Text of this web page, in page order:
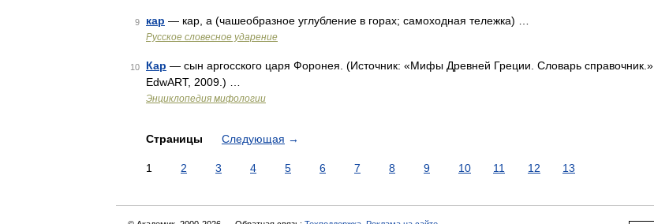
9 кар — кар, а (чашеобразное углубление в горах; самоходная тележка) …
Русское словесное ударение
10 Кар — сын аргосского царя Форонея. (Источник: «Мифы Древней Греции. Словарь справочник.»
EdwART, 2009.) …
Энциклопедия мифологии
Страницы Следующая →
1 2 3 4 5 6 7 8 9 10 11 12 13